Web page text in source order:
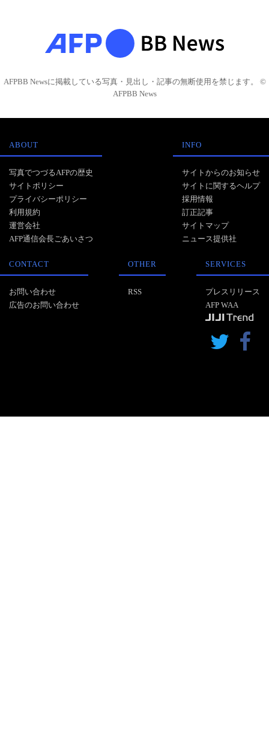
AFPBB Newsに掲載している写真・見出し・記事の無断使用を禁じます。 ©
AFPBB News
ABOUT
写真でつづるAFPの歴史
サイトポリシー
プライバシーポリシー
利用規約
運営会社
AFP通信会長ごあいさつ
INFO
サイトからのお知らせ
サイトに関するヘルプ
採用情報
訂正記事
サイトマップ
ニュース提供社
CONTACT
お問い合わせ
広告のお問い合わせ
OTHER
RSS
SERVICES
プレスリリース
AFP WAA